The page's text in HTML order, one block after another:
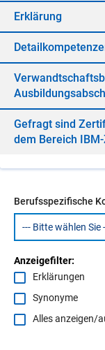
Er­klä­rung
Ge­fragt sind
dem Be­reich
Berufsspezifische
Anzeigefilter:
Erklärungen
Synonyme
Alles anzeigen/